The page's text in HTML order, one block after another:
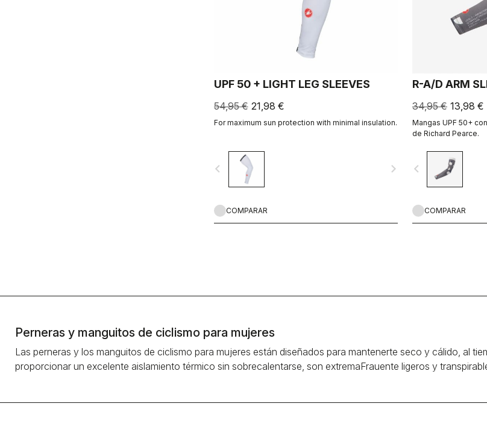
UPF 50 + LIGHT LEG SLEEVES
54,95 € 21,98 €
For maximum sun protection with minimal insulation.
navigate_before navigate_next
COMPARAR
R-A/D ARM
34,95 € 13,98 €
Mangas UPF 50+
de Richard Pearce.
navigate_before
COMPARAR
Perneras y manguitos de ciclismo para mujeres
Las perneras y los manguitos de ciclismo para mujeres están diseñados para mantenerte seco y cálido, al
proporcionar un excelente aislamiento térmico sin sobrecalentarse, son extremaFrauente ligeros y